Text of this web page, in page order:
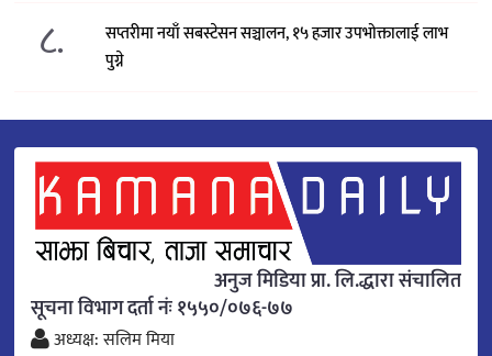
८.
सप्तरीमा नयाँ सबस्टेसन सञ्चालन, १५ हजार उपभोक्तालाई लाभ
पुग्ने
अनुज मिडिया प्रा. लि.द्धारा संचालित
सूचना विभाग दर्ता नंः १५५०/०७६-७७
अध्यक्ष: सलिम मिया